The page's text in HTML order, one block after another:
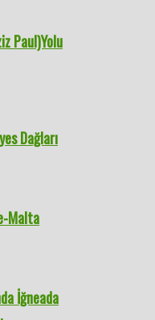
Süphan&Ağrı Kış Tırmanışı
Paul)Yolu
Dağları
Malta
İğneada